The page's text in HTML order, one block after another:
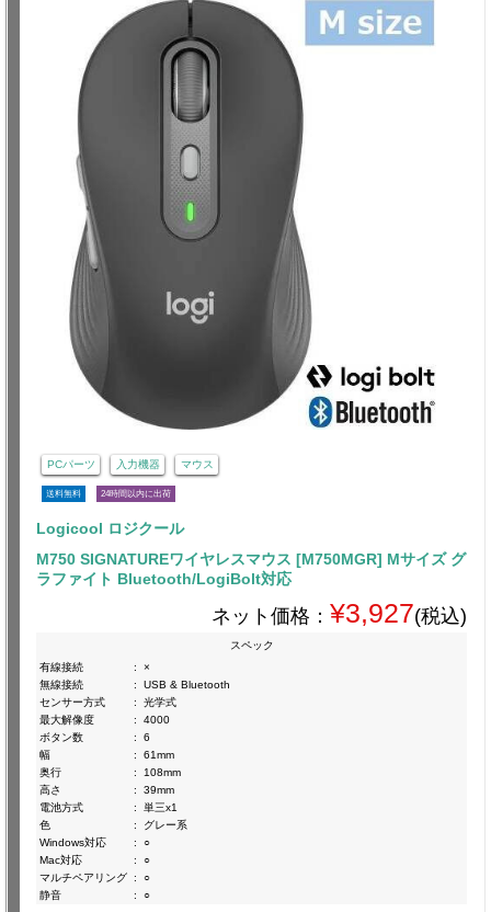
PCパーツ 入力機器 マウス
送料無料 24時間以内に出荷
Logicool ロジクール
M750 SIGNATUREワイヤレスマウス [M750MGR] Mサイズ グ
ラファイト Bluetooth/LogiBolt対応
ネット価格： ¥3,927(税込)
スペック
有線接続
:
×
無線接続
:
USB & Bluetooth
センサー方式
:
光学式
最大解像度
:
4000
ボタン数
:
6
幅
:
61mm
奥行
:
108mm
高さ
:
39mm
電池方式
:
単三x1
色
:
グレー系
Windows対応
:
○
Mac対応
:
○
マルチペアリング :
○
静音
: ○